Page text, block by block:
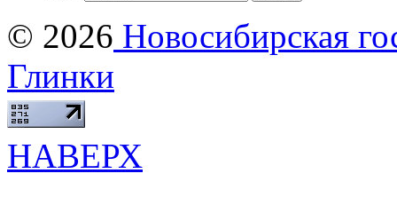
© 2026 Новосибирская
Глинки
НАВЕРХ